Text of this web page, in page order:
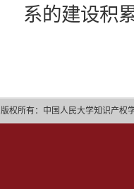
系的建设积
版权所有：中国人民大学知识产权